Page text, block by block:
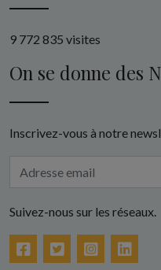
9 772 835 visites
On se donne des
Inscrivez-vous à notre
Suivez-nous sur les réseaux.
FacebookTwitterInstagram